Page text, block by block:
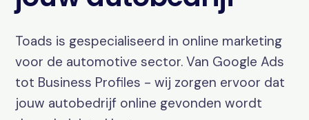
Toads is gespecialiseerd in online marketing
voor de automotive sector. Van Google Ads
tot Business Profiles - wij zorgen ervoor dat
jouw autobedrijf online gevonden wordt